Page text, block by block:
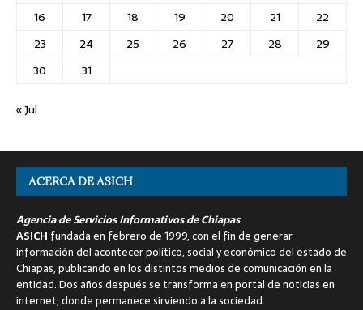
16
17 18 19 20 21
22
23
24 25 26 27 28
29
30
31
« Jul
ACERCA DE ASICH
Agencia de Servicios Informativos de Chiapas
ASICH fundada en febrero de 1999, con el fin de generar
información del acontecer político, social y económico del estado de
Chiapas, publicando en los distintos medios de comunicación en la
entidad. Dos años después se transforma en portal de noticias en
internet, donde permanece sirviendo a la sociedad.